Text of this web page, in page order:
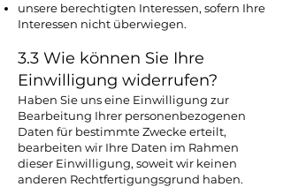
unsere berechtigten Interessen, sofern Ihre
Interessen nicht überwiegen.
3.3 Wie können Sie Ihre
Einwilligung widerrufen?
Haben Sie uns eine Einwilligung zur
Bearbeitung Ihrer personenbezogenen
Daten für bestimmte Zwecke erteilt,
bearbeiten wir Ihre Daten im Rahmen
dieser Einwilligung, soweit wir keinen
anderen Rechtfertigungsgrund haben.